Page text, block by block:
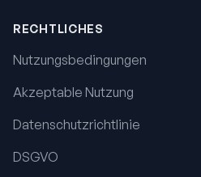
RECHTLICHES
Nutzungsbedingungen
Akzeptable Nutzung
Datenschutzrichtlinie
DSGVO